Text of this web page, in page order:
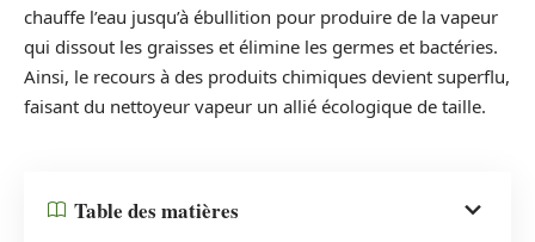
chauffe l’eau jusqu’à ébullition pour produire de la vapeur
qui dissout les graisses et élimine les germes et bactéries.
Ainsi, le recours à des produits chimiques devient superflu,
faisant du nettoyeur vapeur un allié écologique de taille.
Table des matières